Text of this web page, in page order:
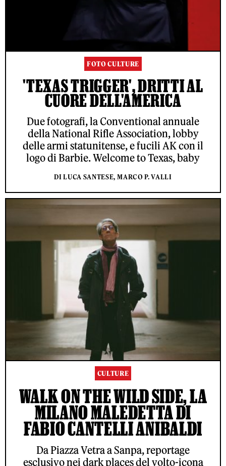
FOTO CULTURE
'TEXAS TRIGGER', DRITTI AL
CUORE DELL'AMERICA
Due fotografi, la Conventional annuale
della National Rifle Association, lobby
delle armi statunitense, e fucili AK con il
logo di Barbie. Welcome to Texas, baby
DI LUCA SANTESE, MARCO P. VALLI
CULTURE
WALK ON THE WILD SIDE, LA
MILANO MALEDETTA DI
FABIO CANTELLI ANIBALDI
Da Piazza Vetra a Sanpa, reportage
esclusivo nei dark places del volto-icona